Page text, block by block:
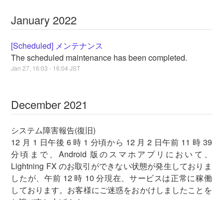
January 2022
[Scheduled] メンテナンス
The scheduled maintenance has been completed.
Jan27 16:03 - 16:04 JST
December 2021
システム障害報告(復旧)
12 月 1 日午後 6 時 1 分頃から 12 月 2 日午前 11 時 39
分頃まで、Android 版のスマホアプリにおいて、
Lightning FX のお取引ができない状態が発生しておりま
したが、午前 12 時 10 分現在、サービスは正常に稼働
しております。お客様にご迷惑をおかけしましたことを